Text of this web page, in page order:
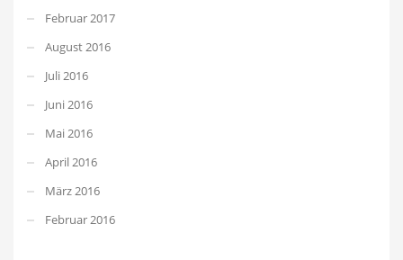
Februar 2017
August 2016
Juli 2016
Juni 2016
Mai 2016
April 2016
März 2016
Februar 2016